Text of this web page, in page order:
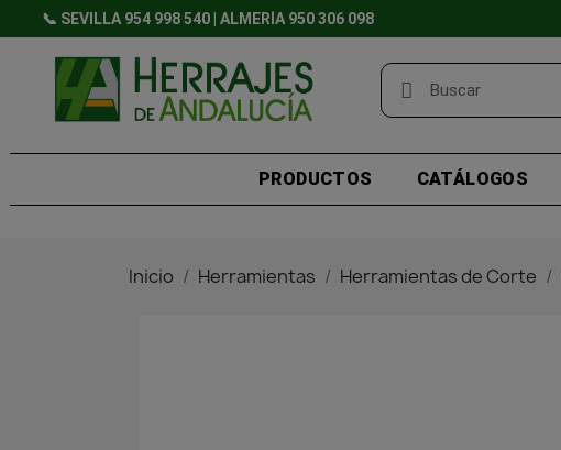
📞 SEVILLA 954 998 540 | ALMERÍA 950 306 098
PRODUCTOS CATÁLOGOS
Inicio Herramientas Herramientas de Corte